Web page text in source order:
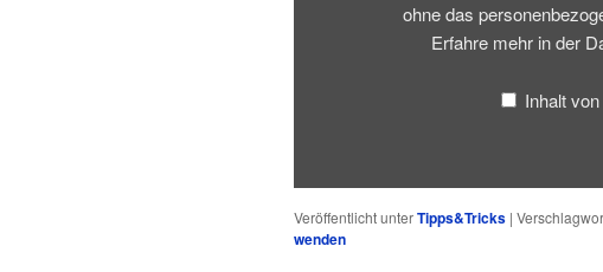
ohne das
Erfahre mehr in der
Inhalt
Veröffentlicht unterTipps&Tricks |
wenden